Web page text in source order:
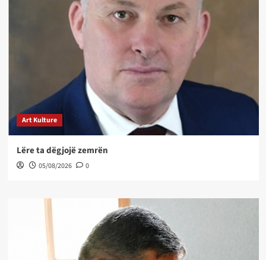
Art Kulture
Lëre ta dëgjojë zemrën
05/08/2026 0